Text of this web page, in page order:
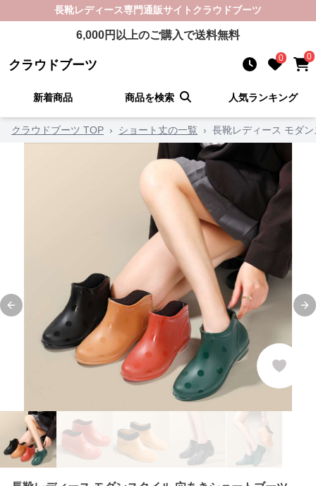
長靴レディース専門通販サイト クラウドブーツ
6,000円以上のご購入で送料無料
クラウドブーツ 0 0
新着商品 商品を検索 人気ランキング
クラウドブーツ TOP › ショート丈の一覧 › 長靴レディース モダ
Previous slide